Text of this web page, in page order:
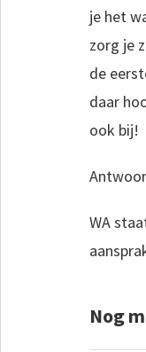
je het
zorg je
de
daar
ook bij!
WA
Nog